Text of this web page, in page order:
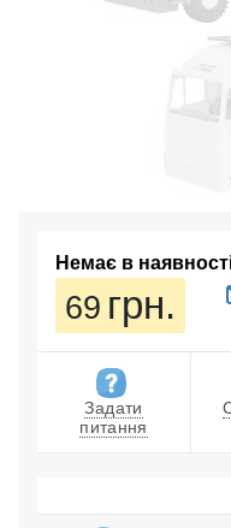
Немає в
69 грн.
Задати
питання